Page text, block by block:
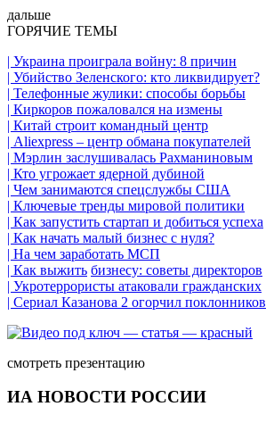
дальше
ГОРЯЧИЕ ТЕМЫ
| Украина проиграла войну: 8 причин
| Убийство Зеленского: кто ликвидирует?
| Телефонные жулики: способы борьбы
| Киркоров пожаловался на измены
| Китай строит командный центр
| Aliexpress – центр обмана покупателей
| Мэрлин заслушивалась Рахманиновым
| Кто угрожает ядерной дубиной
| Чем занимаются спецслужбы США
| Ключевые тренды мировой политики
| Как запустить стартап и добиться успеха
| Как начать малый бизнес с нуля?
| На чем заработать МСП
| Как выжить бизнесу: советы директоров
| Укротеррористы атаковали гражданских
| Сериал Казанова 2 огорчил поклонников
смотреть презентацию
ИА НОВОСТИ РОССИИ